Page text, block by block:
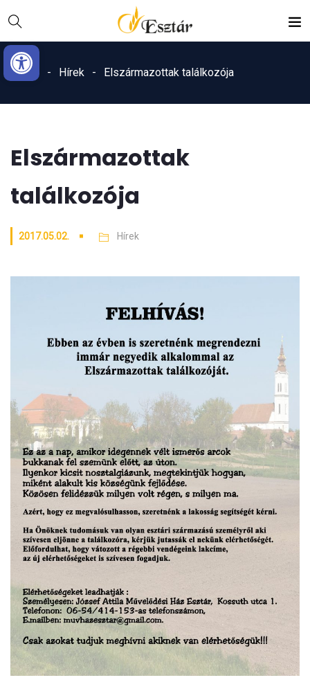
Eszköztár megnyitása
Content
navigációhoz
Home
Hírek Elszármazottak találkozója
Elszármazottak
találkozója
2017.05.02. Hírek